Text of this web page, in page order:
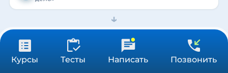
Курсы Тесты Написать Позвонить
→
2 Диплом ПП
+ внесение в ФИС ФРДО
31 900 ₽
504 ч Получить консультацию